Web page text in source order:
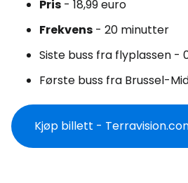
Pris - 18,99 euro
Frekvens - 20 minutter
Siste buss fra flyplassen -
Første buss fra Brussel-
Kjøp billett -